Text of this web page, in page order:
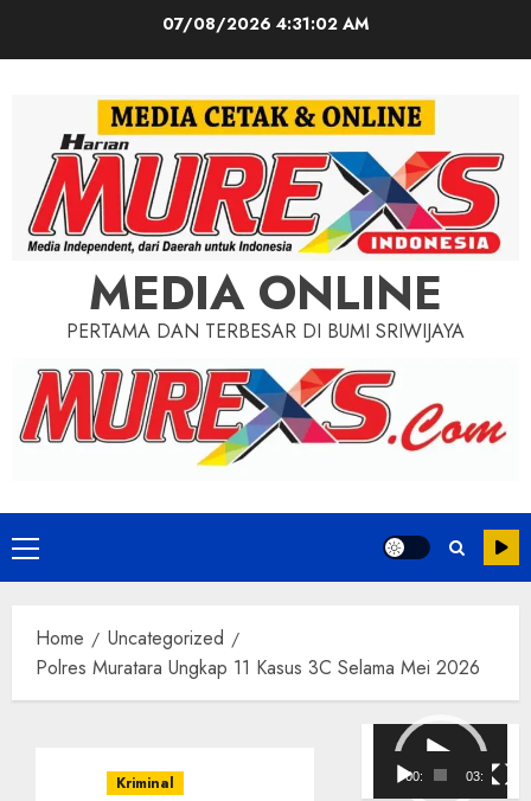
07/08/2026 4:31:04 AM
MEDIA ONLINE
PERTAMA DAN TERBESAR DI BUMI SRIWIJAYA
Primary
Menu
Home
Uncategorized
Polres Muratara Ungkap 11 Kasus 3C Selama Mei 2026
Kriminal
Pemutar
Video
00:00 03:08